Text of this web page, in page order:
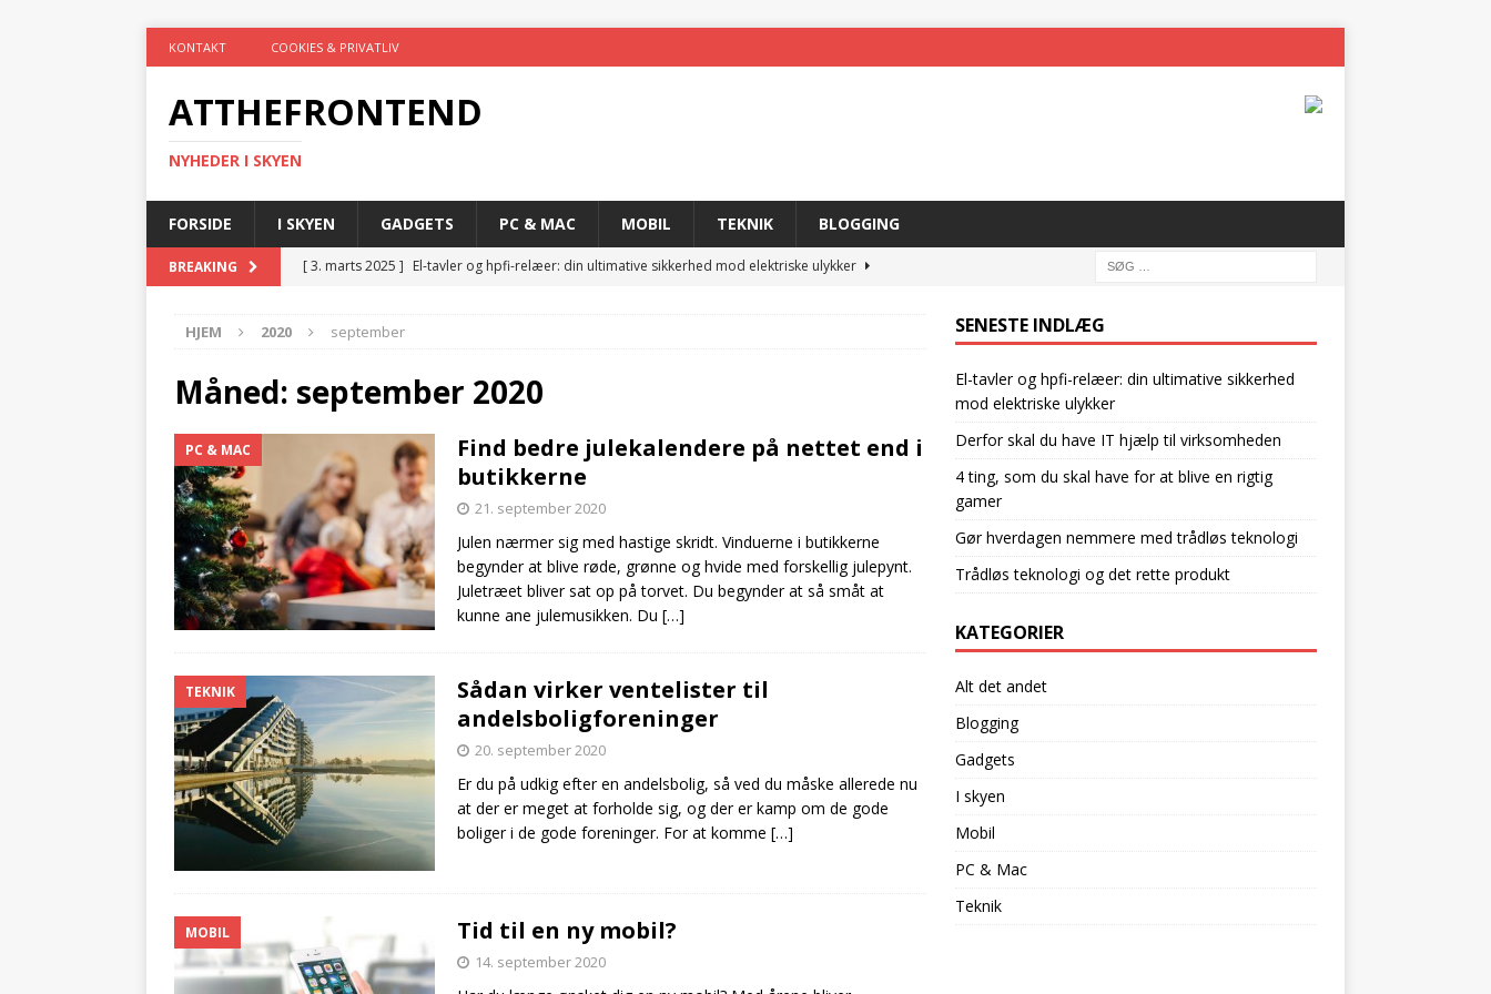
KONTAKT COOKIES & PRIVATLIV
ATTHEFRONTEND
NYHEDER I SKYEN
FORSIDE I SKYEN GADGETS PC & MAC MOBIL TEKNIK BLOGGING
BREAKING [ 15. september 2021 ] Derfor skal du have IT hjælp til virksomheden
TEKNIK
[ 19. juli 2021 ]
[ 19. juli 2021 ]
Trådløs teknologi og det rette produkt
[ 3. marts 2025 ]
TEKNIK
HJEM 2020 september
Måned: september 2020
PC & MAC
Find bedre julekalendere på nettet end i
butikkerne
21. september 2020
Julen nærmer sig med hastige skridt. Vinduerne i butikkerne
begynder at blive røde, grønne og hvide med forskellig julepynt.
Juletræet bliver sat op på torvet. Du begynder at så småt at
kunne ane julemusikken. Du […]
TEKNIK
Sådan virker ventelister til
andelsboligforeninger
20. september 2020
Er du på udkig efter en andelsbolig, så ved du måske allerede nu
at der er meget at forholde sig, og der er kamp om de gode
boliger i de gode foreninger. For at komme […]
MOBIL Tid til en ny mobil?
14. september 2020
SENESTE INDLÆG
El-tavler og hpfi-relæer: din ultimative sikkerhed
mod elektriske ulykker
Derfor skal du have IT hjælp til virksomheden
4 ting, som du skal have for at blive en rigtig
gamer
Gør hverdagen nemmere med trådløs teknologi
Trådløs teknologi og det rette produkt
KATEGORIER
Alt det andet
Blogging
Gadgets
I skyen
Mobil
PC & Mac
Teknik